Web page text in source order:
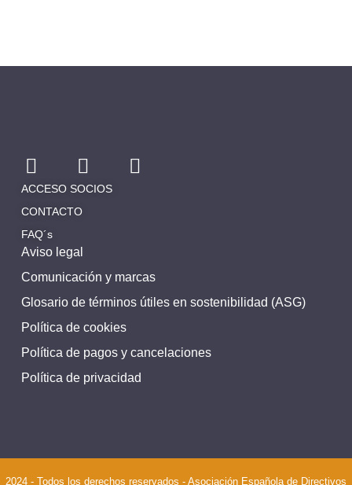
Aviso legal
Comunicación y marcas
Glosario de términos útiles en sostenibilidad (ASG)
Política de cookies
Política de pagos y cancelaciones
Política de privacidad
ACCESO SOCIOS
CONTACTO
FAQ´s
2024 - Todos los derechos reservados - Asociación Española de Directivos